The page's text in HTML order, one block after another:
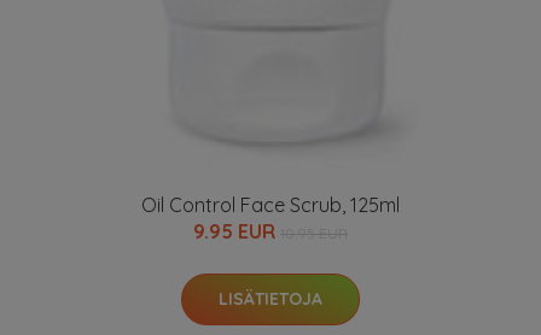
Oil Control Face Scrub, 125ml
9.95 EUR
LISÄTIETOJA